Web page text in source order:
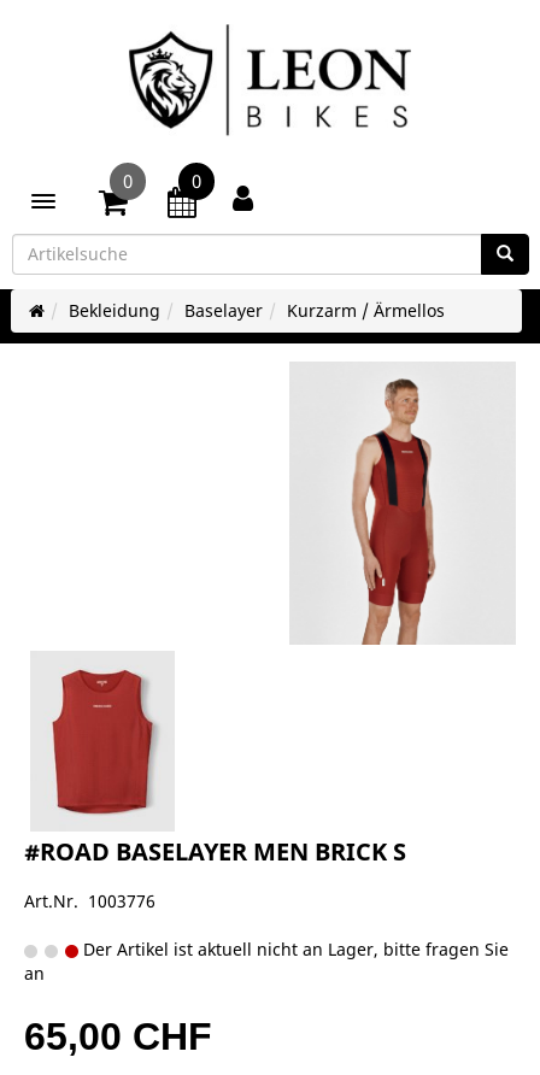
Toggle navigation
0 0
Bekleidung Baselayer Kurzarm / Ärmellos
#ROAD BASELAYER MEN BRICK S
Art.Nr. 1003776
Der Artikel ist aktuell nicht an Lager, bitte fragen Sie
an
65,00 CHF